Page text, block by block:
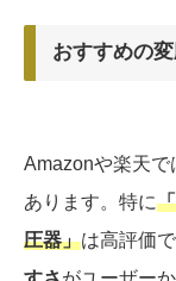
おすすめの
Amazonや楽天で
あります。特に
圧器」は高評価で